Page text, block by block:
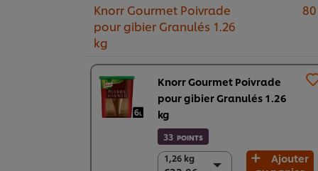
Knorr Gourmet Poivrade
pour gibier Granulés 1.26
kg​
Knorr Gourmet Poivrade
pour gibier Granulés 1.26
kg​
33 POINTS
1,26 kg
1,26 kg
Ajouter